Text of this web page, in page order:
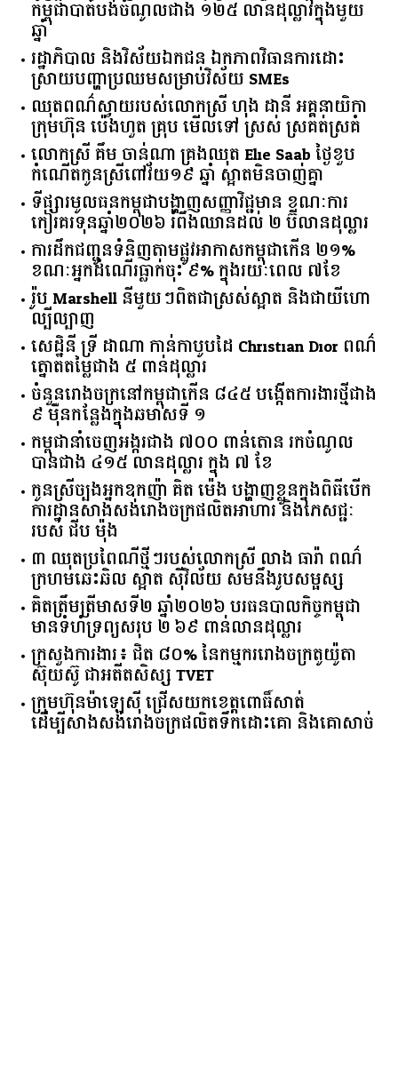
កម្ពុជា​បាត់បង់​ចំណូល​ជាង​ ​១២៥​ ​លាន​ដុល្លារ​ក្នុង​មួយ​
ឆ្នាំ​
រដ្ឋាភិបាល​ ​និង​វិស័យ​ឯកជន ​ឯកភាព​វិធានការ​ដោះ
ស្រាយ​បញ្ហា​ប្រឈម​​សម្រាប់​វិស័យ​ ​SMEs​
ឈុតពណ៌ស្វាយរបស់លោកស្រី ហុង ដានី អគ្គ​នាយិកា​
ក្រុមហ៊ុន ប៉េងហួត គ្រុប មើលទៅ ស្រស់ ស្រគត់ស្រគំ
លោកស្រី គឹម ចាន់ណា គ្រងឈុត Elie Saab ថ្ងៃខួប
កំណើតកូនស្រីពៅវ័យ១៩ ឆ្នាំ ស្អាតមិនចាញ់គ្នា
ទីផ្សារ​មូលធន​កម្ពុជា​បង្ហាញ​សញ្ញា​វិជ្ជមាន​ ​ខណៈ​ការ​
កៀរគរ​ទុន​ឆ្នាំ​២០២៦​ ​រំពឹង​ឈានដល់​ ​២​ ​ប៊ីលាន​ដុល្លារ​
ការដឹកជញ្ជូនទំនិញតាមផ្លូវអាកាសកម្ពុជាកើន ២១%
ខណៈអ្នកដំណើរធ្លាក់ចុះ ៩% ក្នុងរយៈពេល ៧ខែ
រ៉ូប Marshell នីមួយៗពិតជាស្រស់ស្អាត និងជាយីហោ
ល្បីល្បាញ
សេដ្ឋិនី ទ្រី ដាណា កាន់កាបូបដៃ Christian Dior ពណ៌
ត្នោតតម្លៃជាង ៥ ពាន់ដុល្លារ
ចំនួន​រោងចក្រ​នៅ​កម្ពុជា​កើន​ ​៨៤៥​ ​បង្កើត​ការងារ​ថ្មី​ជាង​
​៩​ ​ម៉ឺន​កន្លែង​ក្នុង​ឆមាស​ទី ​១​
កម្ពុជានាំចេញអង្ករជាង ៧០០ ពាន់តោន រកចំណូល
បានជាង ៤១៥ លានដុល្លារ ក្នុង ៧ ខែ
កូនស្រីច្បងអ្នកឧកញ៉ា គិត ម៉េង បង្ហាញខ្លួនក្នុងពិធីបើក
ការដ្ឋានសាងសង់រោងចក្រផលិតអាហារ និងភេសជ្ជៈ
របស់ ជីប ម៉ុង
៣ ឈុតប្រពៃណីថ្មីៗរបស់លោកស្រី លាង ធារ៉ា ពណ៌
ក្រហមឆេះឆិល ស្អាត ​ស៊ីវិល័យ សមនឹងរូបសម្ផស្ស
គិត​ត្រឹមត្រីមាស​ទី​២​ ​ឆ្នាំ​២០២៦​ បរធន​បាលកិច្ច​កម្ពុជា​ ​
មាន​ទំហំ​ទ្រព្យ​សរុប​ ​២.៦៩​ ​ពាន់លាន​ដុល្លារ​
ក្រសួង​ការងារ​៖ ​ជិត​ ​៨០​% ​នៃ​កម្មករ​រោងចក្រ​តូយ៉ូតា ​
ស៊ុយ​ស៊ូ ​ជា​អតីត​សិស្ស​ ​TVET​
ក្រុមហ៊ុន​ម៉ាឡេស៊ី ជ្រើសយកខេត្ដពោធិ៍សាត់
ដើម្បីសាងសង់រោងចក្រផលិតទឹកដោះគោ និងគោសាច់